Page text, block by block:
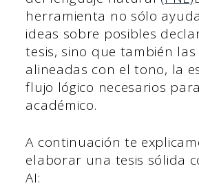
herramienta no sólo
ideas sobre posibles
tesis, sino que también
alineadas con el tono, la
flujo lógico necesarios
académico.
A continuación te
elaborar una tesis sólida
AI: